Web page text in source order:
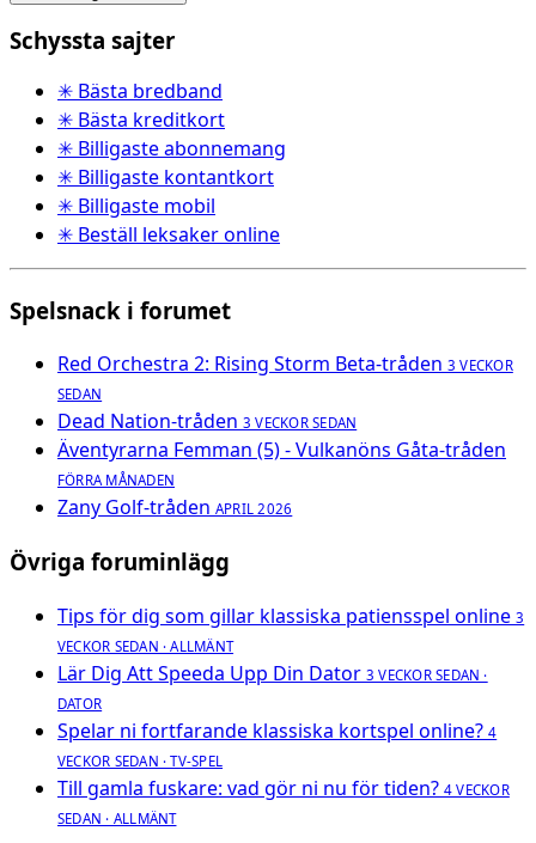
Schyssta sajter
✳ Bästa bredband
✳ Bästa kreditkort
✳ Billigaste abonnemang
✳ Billigaste kontantkort
✳ Billigaste mobil
✳ Beställ leksaker online
Spelsnack i forumet
Red Orchestra 2: Rising Storm Beta-tråden 3 VECKOR
SEDAN
Dead Nation-tråden 3 VECKOR SEDAN
Äventyrarna Femman (5) - Vulkanöns Gåta-tråden
FÖRRA MÅNADEN
Zany Golf-tråden APRIL 2026
Övriga foruminlägg
Tips för dig som gillar klassiska patiensspel online 3
VECKOR SEDAN · ALLMÄNT
Lär Dig Att Speeda Upp Din Dator 3 VECKOR SEDAN ·
DATOR
Spelar ni fortfarande klassiska kortspel online? 4
VECKOR SEDAN · TV-SPEL
Till gamla fuskare: vad gör ni nu för tiden? 4 VECKOR
SEDAN · ALLMÄNT